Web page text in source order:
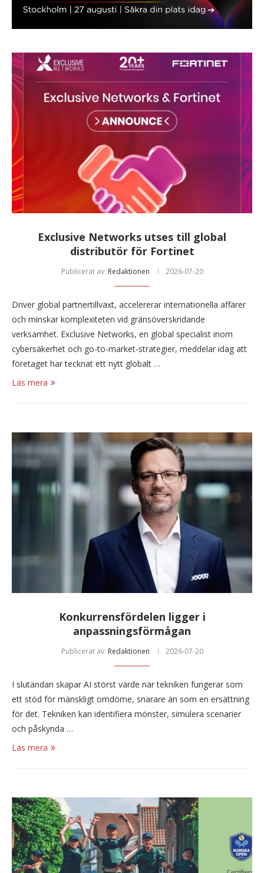
Exclusive Networks utses till global
distributör för Fortinet
Publicerat av: Redaktionen 2026-07-20
Driver global partnertillväxt, accelererar internationella affärer
och minskar komplexiteten vid gränsöverskridande
verksamhet. Exclusive Networks, en global specialist inom
cybersäkerhet och go-to-market-strategier, meddelar idag att
företaget har tecknat ett nytt globalt …
Läs mera
Konkurrensfördelen ligger i
anpassningsförmågan
Publicerat av: Redaktionen 2026-07-20
I slutändan skapar AI störst värde när tekniken fungerar som
ett stöd för mänskligt omdöme, snarare än som en ersättning
för det. Tekniken kan identifiera mönster, simulera scenarier
och påskynda …
Läs mera